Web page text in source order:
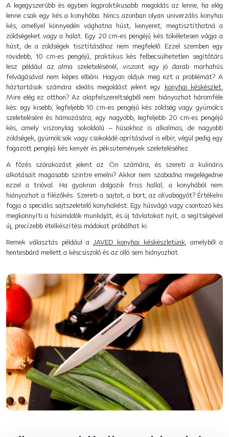
A legegyszerűbb és egyben legpraktikusabb megoldás az lenne, ha elég
lenne csak egy kés a konyhába. Nincs azonban olyan univerzális konyhai
kés, amellyel könnyedén vághatna húst, kenyeret, megtisztíthatná a
zöldségeket vagy a halat. Egy 20 cm-es pengéjű kés tökéletesen vágja a
húst, de a zöldségek tisztításához nem megfelelő. Ezzel szemben egy
rövidebb, 10 cm-es pengéjű, praktikus kés felbecsülhetetlen segítőtárs
lesz például az alma szeletelésénél, viszont egy jó darab marhahús
felvágásával nem képes elbáni. Hogyan oldjuk meg ezt a problémát? A
háztartások számára ideális megoldást jelent egy konyhai késkészlet.
Mire elég ez otthon? Az alapfelszereltségből nem hiányozhat háromféle
kés: egy kisebb, legfeljebb 10 cm-es pengéjű kés zöldség vagy gyümölcs
szeletelésére és hámozására, egy nagyobb, legfeljebb 20 cm-es pengéjű
kés, amely viszonylag sokoldalú – húsokhoz is alkalmas, de nagyobb
zöldségek, gyümölcsök vagy csokoládé aprításával is elbír, végül pedig egy
fogazott pengéjű kés kenyér és péksütemények szeleteléséhez.
A főzés szórakozást jelent az Ön számára, és szereti a kulináris
alkotásait magasabb szintre emelni? Akkor nem szabadna megelégednie
ezzel a trióval. Ha gyakran dolgozik friss hallal, a konyhából nem
hiányozhat a filézőkés. Szereti a sajtot, a bort, az olívabogyót? Értékelni
fogja a speciális sajtszeletelő konyhakést. Egy húsvágó vagy csontozó kés
megkönnyíti a húsimádók munkáját, és új távlatokat nyit, a segítségével
új, precízebb ételkészítési módokat próbálhat ki.
Remek választás például a JAVED konyhai késkészletünk, amelyből a
hentesbárd mellett a késcsiszoló és az olló sem hiányozhat.